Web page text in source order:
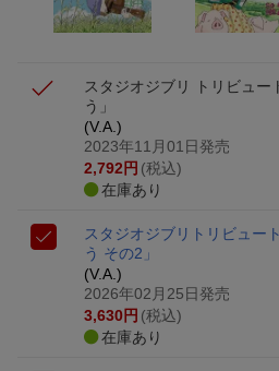
袋が当たる！
スタジオジブリ トリビュー
う」
(V.A.)
2023年11月01日発売
2,792円 (税込)
在庫あり
スタジオジブリトリビュー
う その2」
(V.A.)
2026年02月25日発売
3,630円 (税込)
在庫あり